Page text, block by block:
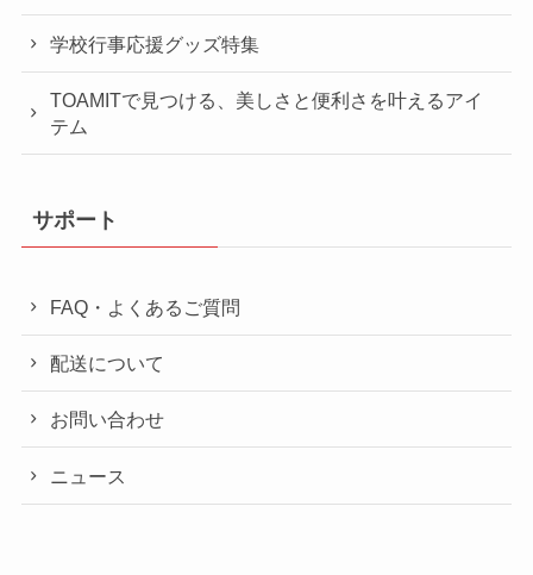
学校行事応援グッズ特集
TOAMITで見つける、美しさと便利さを叶えるアイ
テム
サポート
FAQ・よくあるご質問
配送について
お問い合わせ
ニュース